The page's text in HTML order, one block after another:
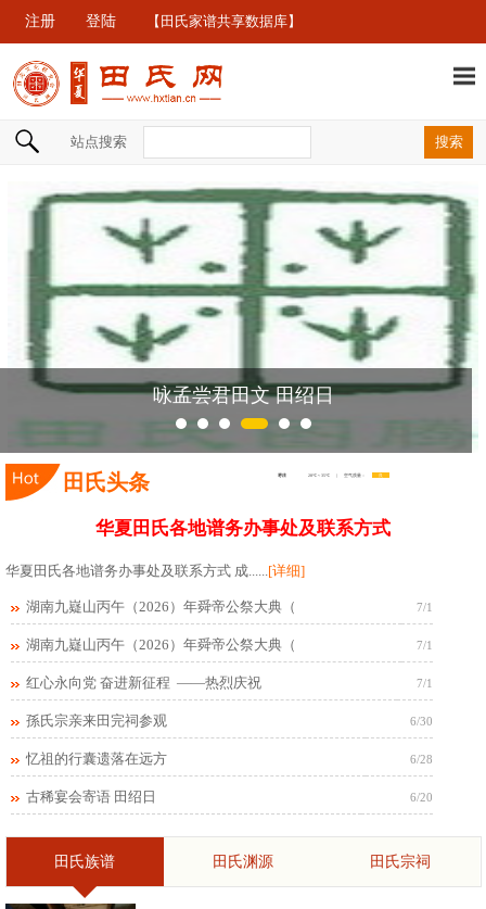
注册 登陆 【田氏家谱共享数据库】
站点搜索
田氏寻亲信息汇总
田氏头条
华夏田氏各地谱务办事处及联系方式
华夏田氏各地谱务办事处及联系方式 成......[详细]
湖南九嶷山丙午（2026）年舜帝公祭大典（ 7/1
湖南九嶷山丙午（2026）年舜帝公祭大典（ 7/1
红心永向党 奋进新征程 ——热烈庆祝 7/1
孫氏宗亲来田完祠参观 6/30
忆祖的行囊遗落在远方 6/28
古稀宴会寄语 田绍日 6/20
田氏族谱 田氏渊源 田氏宗祠